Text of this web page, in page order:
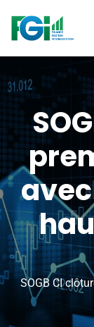
SOGB CI